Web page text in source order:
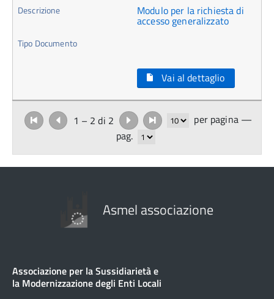
Modulo per la richiesta di
accesso generalizzato
Vai al dettaglio
1 – 2 di 2
per pagina —
pag.
Asmel associazione
Associazione per la Sussidiarietà e
la Modernizzazione degli Enti Locali